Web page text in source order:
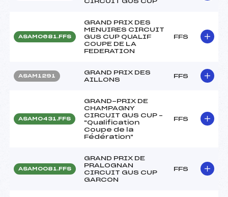
ASAM0681.FFS
GRAND PRIX DES
MENUIRES CIRCUIT
GUS CUP QUALIF
COUPE DE LA
FEDERATION
FFS
ASAM1291
GRAND PRIX DES
AILLONS
FFS
ASAM0431.FFS
GRAND-PRIX DE
CHAMPAGNY
CIRCUIT GUS CUP –
"Qualification
Coupe de la
Fédération"
FFS
ASAM0081.FFS
GRAND PRIX DE
PRALOGNAN
CIRCUIT GUS CUP
GARCON
FFS